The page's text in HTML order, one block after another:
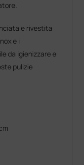
e rivestita
e i
da igienizzare e
pulizie